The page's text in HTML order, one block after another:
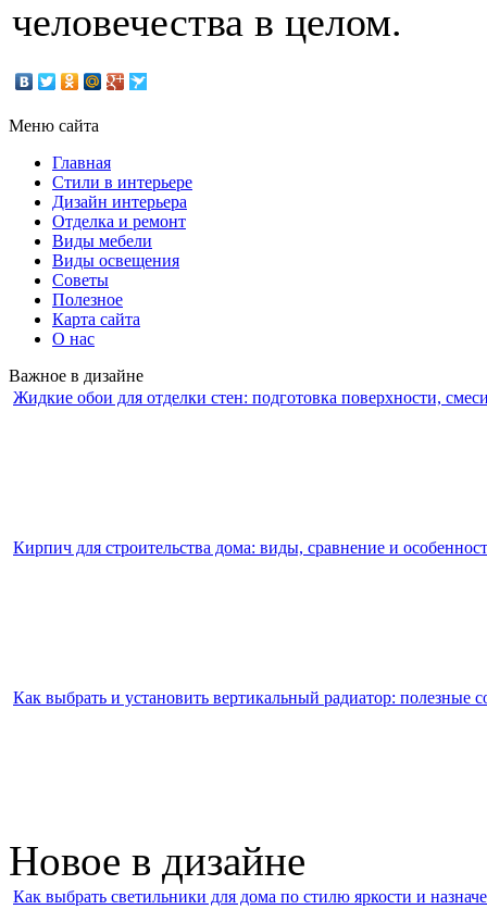
человечества в целом.
Меню сайта
Главная
Стили в интерьере
Дизайн интерьера
Отделка и ремонт
Виды мебели
Виды освещения
Советы
Полезное
Карта сайта
О нас
Важное в дизайне
Жидкие обои для отделки стен: подготовка поверхности,
Кирпич для строительства дома: виды, сравнение и
Как выбрать и установить вертикальный радиатор: полезные
Новое в дизайне
Как выбрать светильники для дома по стилю яркости и